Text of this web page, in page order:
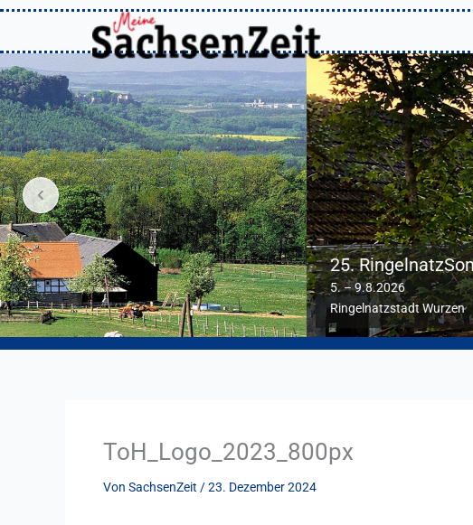
25. RingelnatzSommer
5. – 9.8.2026
Ringelnatzstadt Wurzen
ToH_Logo_2023_800px
Von SachsenZeit /23. Dezember 2024